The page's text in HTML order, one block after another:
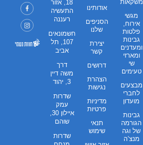
משקאות
מגשי
אירוח,
פלטות
גבינות
ומעדנים
ומארזי
שי
טעימים
מבצעים
לחברי
מועדון
גבינות
הגורמה
של וגה
מנצ’ה
אודותינו
הסניפים
שלנו
יצירת
קשר
דרושים
הצהרת
נגישות
מדיניות
פרטיות
תנאי
שימוש
18, אזור
התעשיה
רעננה
חשמונאים
107, תל
אביב
דרך
משה דיין
3, יהוד
שדרות
עמק
איילון 30,
שוהם
שדרות